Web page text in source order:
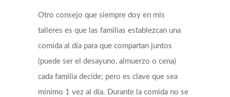
Otro consejo que siempre doy en mis
talleres es que las familias establezcan una
comida al día para que compartan juntos
(puede ser el desayuno, almuerzo o cena)
cada familia decide; pero es clave que sea
mínimo 1 vez al día. Durante la comida no se